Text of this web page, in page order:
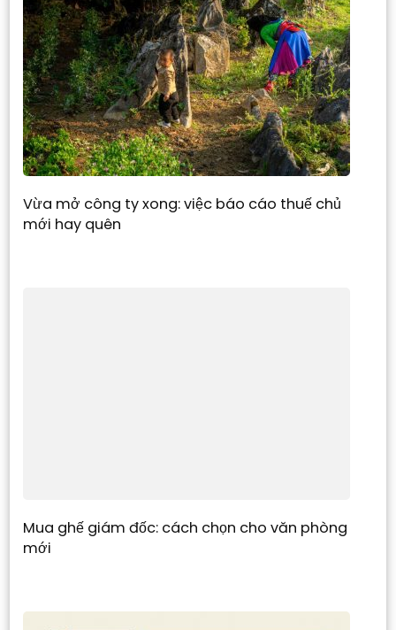
Vừa mở công ty xong: việc báo cáo thuế chủ
mới hay quên
Mua ghế giám đốc: cách chọn cho văn phòng
mới